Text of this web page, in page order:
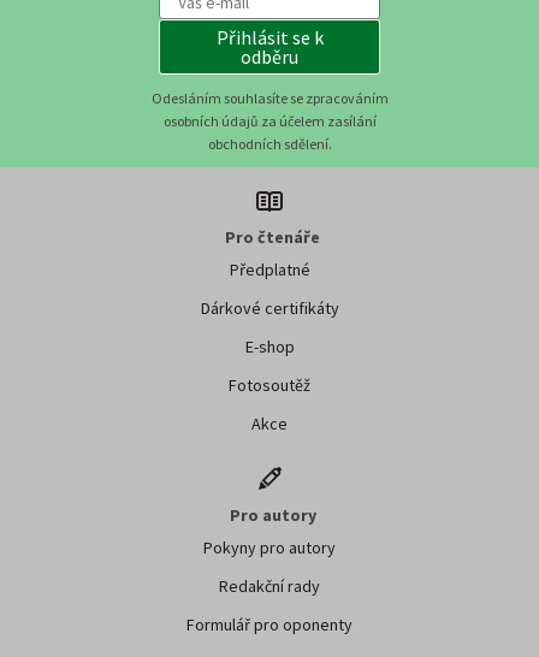
Přihlásit se k
odběru
Odesláním souhlasíte se zpracováním
osobních údajů za účelem zasílání
obchodních sdělení.
Pro čtenáře
Předplatné
Dárkové certifikáty
E-shop
Fotosoutěž
Akce
Pro autory
Pokyny pro autory
Redakční rady
Formulář pro oponenty